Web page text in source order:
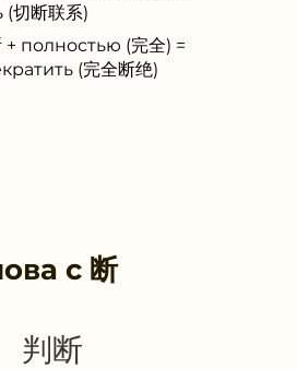
切断联系)
+ полностью (完全) =
(完全断绝)
с 断
判断